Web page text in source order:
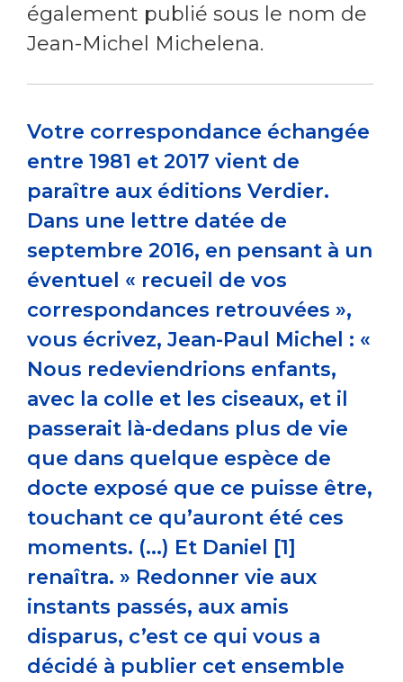
également publié sous le nom de
Jean-Michel Michelena.
Votre correspondance échangée
entre 1981 et 2017 vient de
paraître aux éditions Verdier.
Dans une lettre datée de
septembre 2016, en pensant à un
éventuel « recueil de vos
correspondances retrouvées »,
vous écrivez, Jean-Paul Michel : «
Nous redeviendrions enfants,
avec la colle et les ciseaux, et il
passerait là-dedans plus de vie
que dans quelque espèce de
docte exposé que ce puisse être,
touchant ce qu’auront été ces
moments. (...) Et Daniel [1]
renaîtra. » Redonner vie aux
instants passés, aux amis
disparus, c’est ce qui vous a
décidé à publier cet ensemble